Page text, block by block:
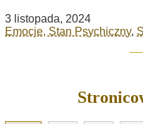
3 listopada, 2024
Emocje, Stan Psychiczny,